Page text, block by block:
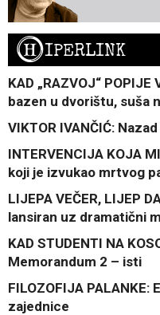
HIPERLINK
KAD „RAZVOJ“
bazen u dvorištu, suša
VIKTOR IVANČIĆ:
INTERVENCIJA KOJA
koji je izvukao mrtvog
LIJEPA VEČER, LIJEP
lansiran uz dramatični
KAD STUDENTI NA
Memorandum 2 – isti
FILOZOFIJA
zajednice